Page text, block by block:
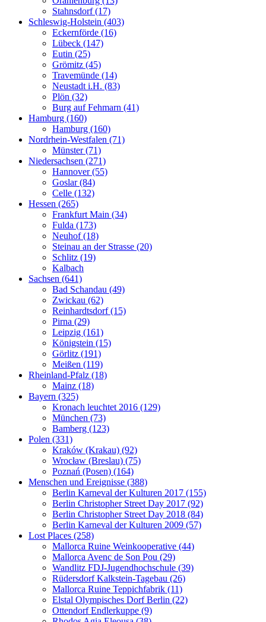
Stahnsdorf (17)
Schleswig-Holstein (403)
Eckernförde (16)
Lübeck (147)
Eutin (25)
Grömitz (45)
Travemünde (14)
Neustadt i.H. (83)
Plön (32)
Burg auf Fehmarn (41)
Hamburg (160)
Hamburg (160)
Nordrhein-Westfalen (71)
Münster (71)
Niedersachsen (271)
Hannover (55)
Goslar (84)
Celle (132)
Hessen (265)
Frankfurt Main (34)
Fulda (173)
Neuhof (18)
Steinau an der Strasse (20)
Schlitz (19)
Kalbach
Sachsen (641)
Bad Schandau (49)
Zwickau (62)
Reinhardtsdorf (15)
Pirna (29)
Leipzig (161)
Königstein (15)
Görlitz (191)
Meißen (119)
Rheinland-Pfalz (18)
Mainz (18)
Bayern (325)
Kronach leuchtet 2016 (129)
München (73)
Bamberg (123)
Polen (331)
Kraków (Krakau) (92)
Wrocław (Breslau) (75)
Poznań (Posen) (164)
Menschen und Ereignisse (388)
Berlin Karneval der Kulturen 2017 (155)
Berlin Christopher Street Day 2017 (92)
Berlin Christopher Street Day 2018 (84)
Berlin Karneval der Kulturen 2009 (57)
Lost Places (258)
Mallorca Ruine Weinkooperative (44)
Mallorca Avenc de Son Pou (29)
Wandlitz FDJ-Jugendhochschule (39)
Rüdersdorf Kalkstein-Tagebau (26)
Mallorca Ruine Teppichfabrik (11)
Elstal Olympisches Dorf Berlin (22)
Ottendorf Endlerkuppe (9)